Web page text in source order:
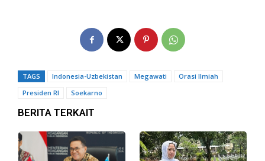
TAGS Indonesia-Uzbekistan Megawati
Orasi Ilmiah
Presiden RI
Soekarno
BERITA TERKAIT